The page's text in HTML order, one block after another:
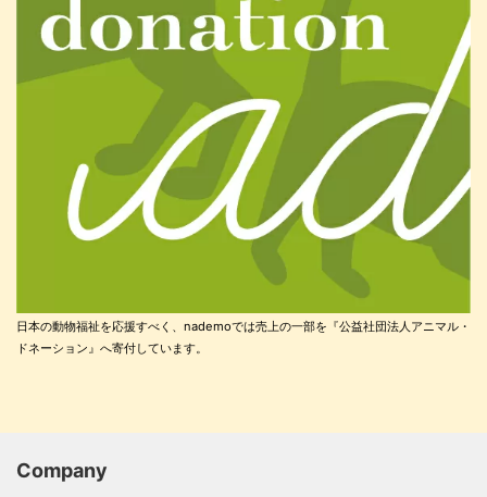
日本の動物福祉を応援すべく、nademoでは売上の一部を『公益社団法人アニマル・
ドネーション』へ寄付しています。
Company